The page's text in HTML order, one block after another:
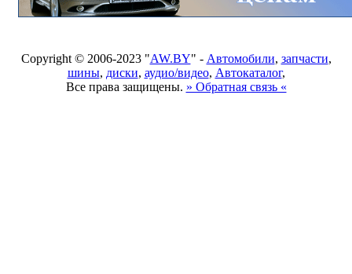
Copyright © 2006-2023 "AW.BY" - Автомобили, запчасти,
шины, диски, аудио/видео, Автокаталог,
Все права защищены. » Обратная связь «